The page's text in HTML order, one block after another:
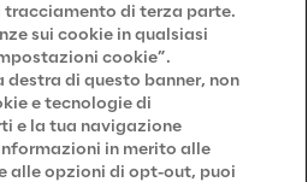
tracciamento di terza parte.
sui cookie in qualsiasi
cookie”.
di questo banner, non
e tecnologie di
e la tua navigazione
in merito alle
alle opzioni di opt-out, puoi